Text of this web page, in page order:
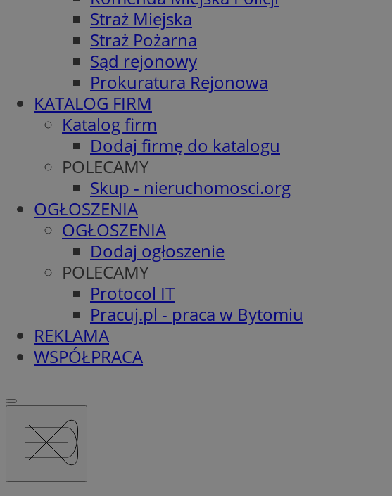
Straż Miejska
Straż Pożarna
Sąd rejonowy
Prokuratura Rejonowa
KATALOG FIRM
Katalog firm
Dodaj firmę do katalogu
POLECAMY
Skup - nieruchomosci.org
OGŁOSZENIA
OGŁOSZENIA
Dodaj ogłoszenie
POLECAMY
Protocol IT
Pracuj.pl - praca w Bytomiu
REKLAMA
WSPÓŁPRACA